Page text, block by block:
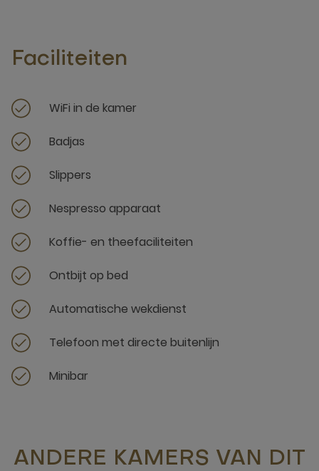
Faciliteiten
WiFi in de kamer
Badjas
Slippers
Nespresso apparaat
Koffie- en theefaciliteiten
Ontbijt op bed
Automatische wekdienst
Telefoon met directe buitenlijn
Minibar
ANDERE KAMERS VAN DIT